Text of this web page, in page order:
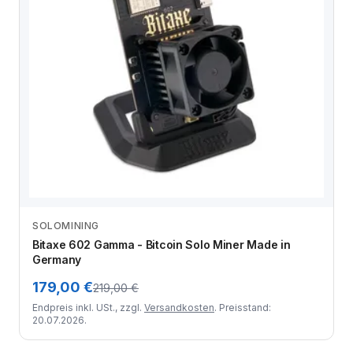
SOLOMINING
Bitaxe 602 Gamma - Bitcoin Solo Miner Made in
Germany
179,00 €219,00 €
Endpreis inkl. USt., zzgl. Versandkosten. Preisstand:
20.07.2026.